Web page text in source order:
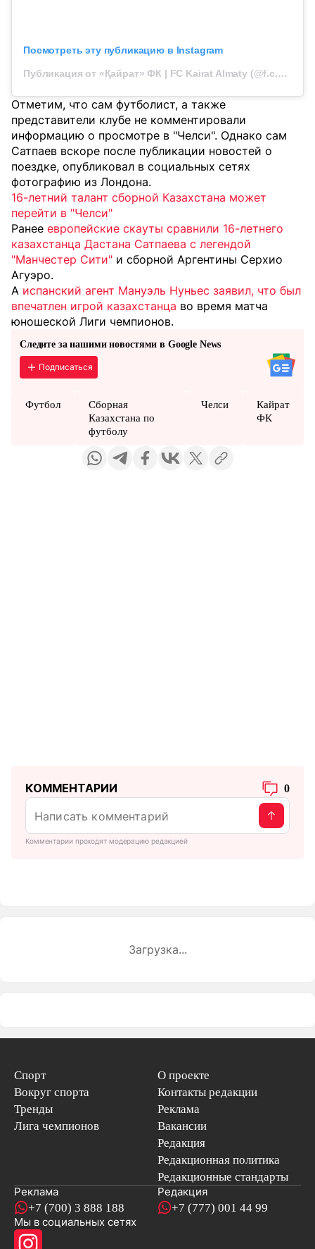
Посмотреть эту публикацию в Instagram
Публикация от «Қайрат» ФК | FC Kairat Almaty (@f.c.kairat)
Отметим, что сам футболист, а также
представители клубе не комментировали
информацию о просмотре в "Челси". Однако сам
Сатпаев вскоре после публикации новостей о
поездке, опубликовал в социальных сетях
фотографию из Лондона.
16-летний талант сборной Казахстана может
перейти в "Челси"
Ранее европейские скауты сравнили 16-летнего
казахстанца Дастана Сатпаева с легендой
"Манчестер Сити" и сборной Аргентины Серхио
Агуэро.
А испанский агент Мануэль Нуньес заявил, что был
впечатлен игрой казахстанца во время матча
юношеской Лиги чемпионов.
Следите за нашими новостями в Google News
Подписаться
Футбол
Сборная
Казахстана по
футболу
Челси
Кайрат
ФК
КОММЕНТАРИИ 0
Комментарии проходят модерацию редакцией
Загрузка...
Спорт
Вокруг спорта
Тренды
Лига чемпионов
О проекте
Контакты редакции
Реклама
Вакансии
Редакция
Редакционная политика
Редакционные стандарты
Реклама
+7 (700) 3 888 188
Редакция
+7 (777) 001 44 99
Мы в социальных сетях